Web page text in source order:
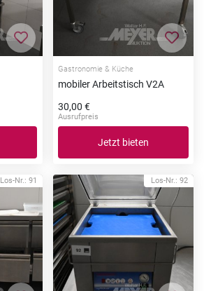
Zur Merkliste hinzufügen Zur
Gastronomie & Küche
mobiler Arbeitstisch V2A
30,00 €
Ausrufpreis
Jetzt bieten
Los-Nr.: 91 Los-Nr.: 92